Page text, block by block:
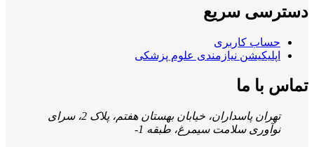
دسترسی سریع
حساب کاربری
اپلیکیشن نیازمندی علوم پزشکی
تماس با ما
تهران پاسداران، خیابان بهستان هفتم، پلاک 2، سرای
نوآوری سلامت سیمرغ، طبقه 1-